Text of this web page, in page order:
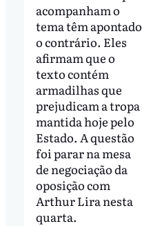
acompanham o
tema têm apontado
o contrário. Eles
afirmam que o
texto contém
armadilhas que
prejudicam a tropa
mantida hoje pelo
Estado. A questão
foi parar na mesa
de negociação da
oposição com
Arthur Lira nesta
quarta.